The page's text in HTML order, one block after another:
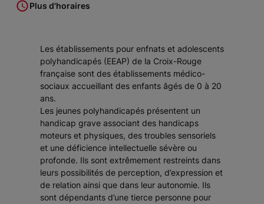
Plus d'horaires
Les établissements pour enfnats et adolescents
polyhandicapés (EEAP) de la Croix-Rouge
française sont des établissements médico-
sociaux accueillant des enfants âgés de 0 à 20
ans.
Les jeunes polyhandicapés présentent un
handicap grave associant des handicaps
moteurs et physiques, des troubles sensoriels
et une déficience intellectuelle sévère ou
profonde. Ils sont extrêmement restreints dans
leurs possibilités de perception, d’expression et
de relation ainsi que dans leur autonomie. Ils
sont dépendants d’une tierce personne pour